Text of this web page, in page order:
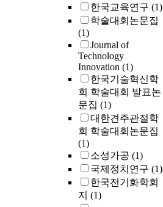
한국교육연구 (1)
학술대회논문집
(1)
Journal of
Technology
Innovation (1)
한국기술혁신학
회 학술대회 발표논
문집 (1)
대한견주관절학
회 학술대회논문집
(1)
소성가공 (1)
국제정치연구 (1)
한국전기화학회
지 (1)